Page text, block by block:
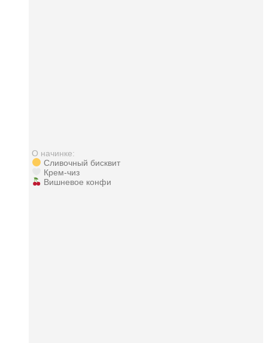
О начинке:
Сливочный бисквит
Крем-чиз
Вишневое конфи